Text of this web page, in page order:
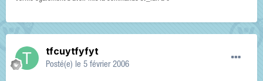
tfcuytfyfyt
Posté(e) le 5 février 2006